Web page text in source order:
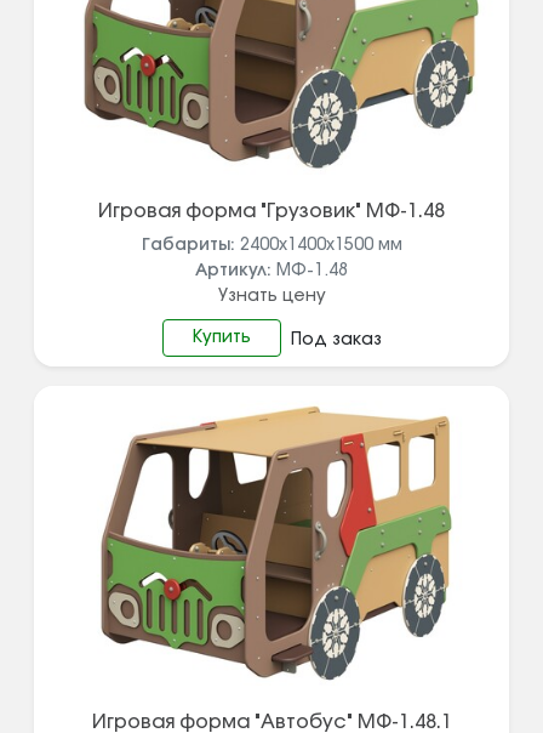
Игровая форма "Грузовик" МФ-1.48
Габариты: 2400х1400х1500 мм
Артикул: МФ-1.48
Узнать цену
Купить Под заказ
Игровая форма "Автобус" МФ-1.48.1